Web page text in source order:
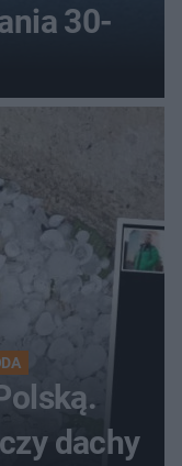
30-
dachy